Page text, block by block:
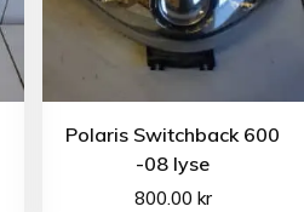
Polaris Switchback 600
-08 lyse
800.00 kr